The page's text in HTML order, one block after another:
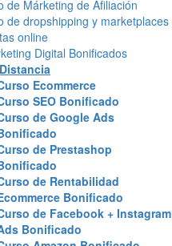
de Márketing de Afiliación
de dropshipping y marketplaces
online
Digital Bonificados
Ecommerce
SEO Bonificado
de Google Ads
de Prestashop
de Rentabilidad
Bonificado
de Facebook + Instagram
Bonificado